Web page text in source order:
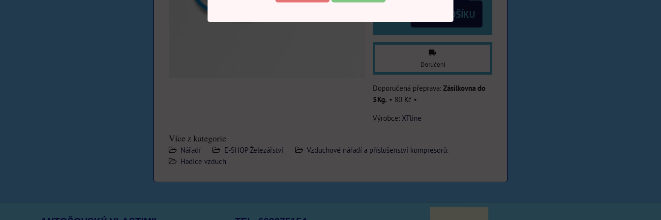
DO KOŠÍKU
Doručení
Zásilkovna do
5Kg. • 80 Kč •
Výrobce: XTline
Více z kategorie
Nářadí E-SHOP Železářství
Vzduchové nářadí a příslušenství kompresorů.
Hadice vzduch